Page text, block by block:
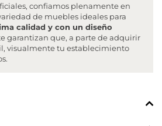
confiamos plenamente en
de muebles ideales para
calidad y con un diseño
garantizan que, a parte de adquirir
visualmente tu establecimiento